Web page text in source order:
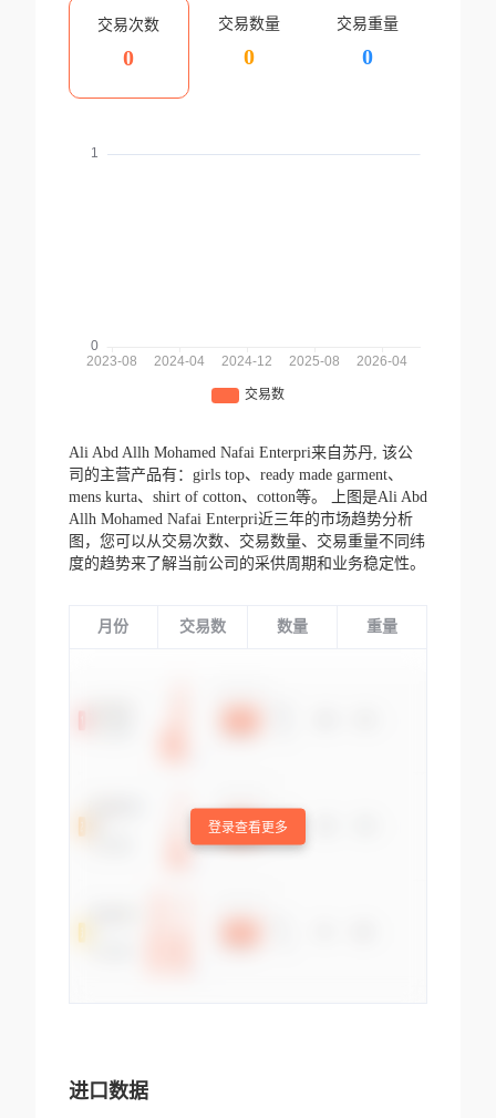
交易次数
0
交易数量
0
交易重量
0
Ali Abd Allh Mohamed Nafai Enterpri来自苏丹, 该公
司的主营产品有：girls top、ready made garment、
mens kurta、shirt of cotton、cotton等。
上图是Ali Abd
Allh Mohamed Nafai Enterpri近三年的市场趋势分析
图，您可以从交易次数、交易数量、交易重量不同纬
度的趋势来了解当前公司的采供周期和业务稳定性。
月份 交易数 数量 重量
登录查看更多
进口数据